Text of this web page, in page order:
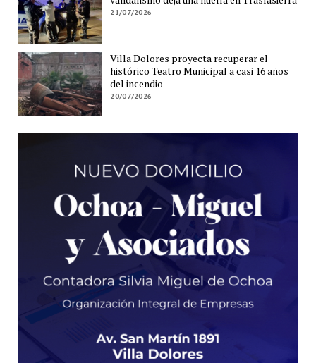
21/07/2026
Villa Dolores proyecta recuperar el
histórico Teatro Municipal a casi 16 años
del incendio
20/07/2026